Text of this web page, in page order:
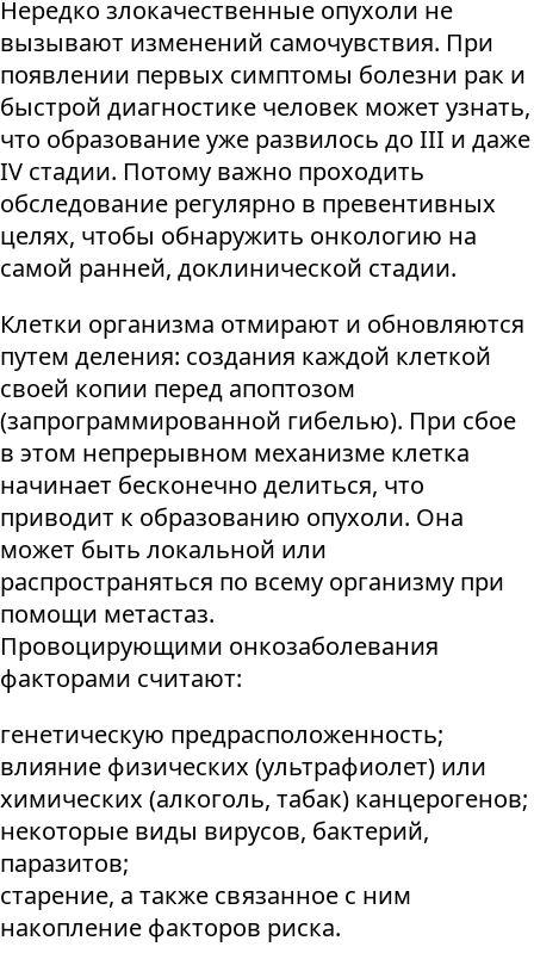
Нередко злокачественные опухоли не
вызывают изменений самочувствия. При
появлении первых симптомы болезни рак и
быстрой диагностике человек может узнать,
что образование уже развилось до III и даже
IV стадии. Потому важно проходить
обследование регулярно в превентивных
целях, чтобы обнаружить онкологию на
самой ранней, доклинической стадии.
Клетки организма отмирают и обновляются
путем деления: создания каждой клеткой
своей копии перед апоптозом
(запрограммированной гибелью). При сбое
в этом непрерывном механизме клетка
начинает бесконечно делиться, что
приводит к образованию опухоли. Она
может быть локальной или
распространяться по всему организму при
помощи метастаз.
Провоцирующими онкозаболевания
факторами считают:
генетическую предрасположенность;
влияние физических (ультрафиолет) или
химических (алкоголь, табак) канцерогенов;
некоторые виды вирусов, бактерий,
паразитов;
старение, а также связанное с ним
накопление факторов риска.